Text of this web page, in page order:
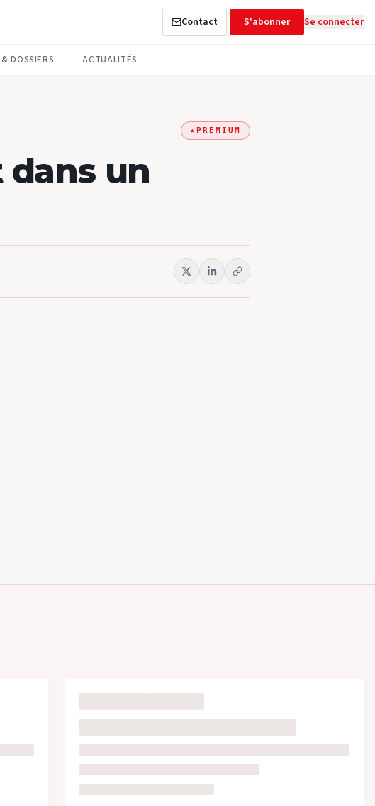
Contact S'abonner Se connecter
DOSSIERS ACTUALITÉS
★PREMIUM
dans un